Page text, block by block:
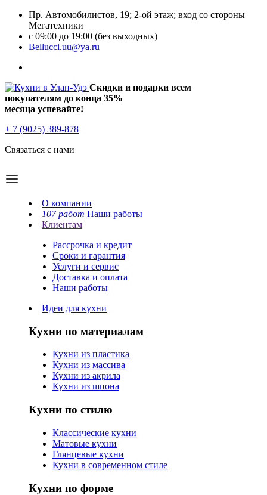
Пр. Автомобилистов, 19; 2-ой этаж; вход со стороны
Мегатехники
с 09:00 до 19:00 (без выходных)
Bellucci.uu@ya.ru
Скидки и подарки всем
покупателям до конца 35%
месяца успевайте!
+ 7 (9025) 389-878
Связаться с нами
О компании
107 работ Наши работы
Клиентам
Рассрочка и кредит
Сроки и гарантия
Услуги и сервис
Доставка и оплата
Наши работы
Идеи для кухни
Кухни по материалам
Кухни из пластика
Кухни из массива
Кухни из акрила
Кухни из шпона
Кухни по стилю
Классические кухни
Матовые кухни
Глянцевые кухни
Кухни в современном стиле
Кухни по форме